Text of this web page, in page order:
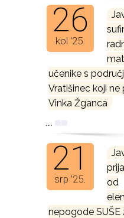
26
kol '25.
učenike s
Vratišinec koji ne
Vinka Žganca
...
21
srp '25.
od
nepogode SUŠE